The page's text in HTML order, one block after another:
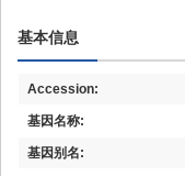
基本信息
Accession:
基因名称:
基因别名: